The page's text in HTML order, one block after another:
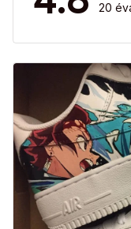
20